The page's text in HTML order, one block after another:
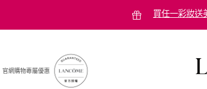
買任一彩妝送
官網購物專屬優惠